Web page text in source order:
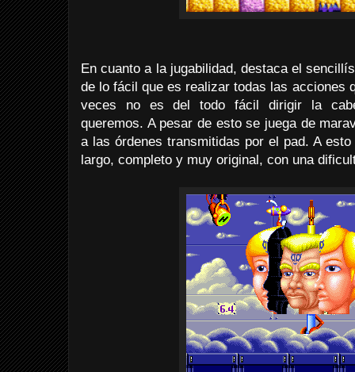
En cuanto a la jugabilidad, destaca el
de lo fácil que es realizar todas las acciones
veces no es del todo fácil dirigir la
queremos. A pesar de esto se juega de
a las órdenes transmitidas por el pad. A
largo, completo y muy original, con una